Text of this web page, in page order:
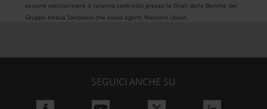
occorre sottoscrivere il relativo contratto presso le filiali delle Banche del
Gruppo Intesa Sanpaolo che siano agenti Western Union.
SEGUICI ANCHE SU